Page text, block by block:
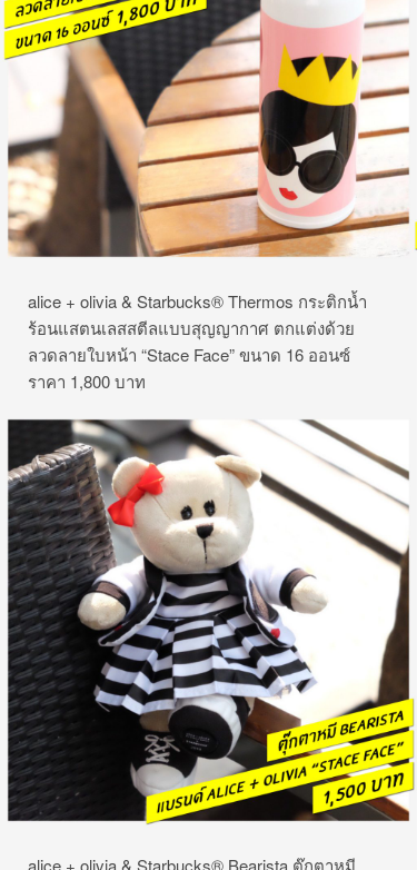
alice + olivia & Starbucks® Thermos กระติกน้ำ
ร้อนแสตนเลสสตีลแบบสุญญากาศ ตกแต่งด้วย
ลวดลายใบหน้า “Stace Face” ขนาด 16 ออนซ์
ราคา 1,800 บาท
alice + olivia & Starbucks® Bearista ตุ๊กตาหมี